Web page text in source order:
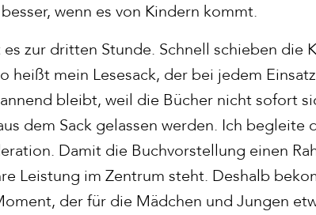
wenn es von Kindern kommt.
es zur dritten Stunde. Schnell schieben die
heißt mein Lesesack, der bei jedem
bleibt, weil die Bücher nicht sofort
dem Sack gelassen werden. Ich begleite
Damit die Buchvorstellung einen
Leistung im Zentrum steht. Deshalb
der für die Mädchen und Jungen